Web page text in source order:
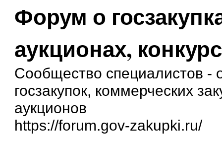
Форум о
аукционах,
Сообщество специалистов -
госзакупок, коммерческих
аукционов
https://forum.gov-zakupki.ru/